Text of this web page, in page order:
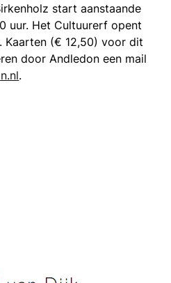
start aanstaande
uur. Het Cultuurerf opent
Kaarten (€ 12,50) voor dit
door Andledon een mail
.